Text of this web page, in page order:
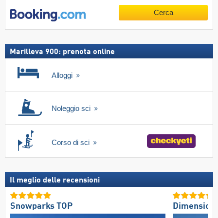
Cerca
Marilleva 900: prenota online
Alloggi
Noleggio sci
Corso di sci
Il meglio delle recensioni
Snowparks TOP